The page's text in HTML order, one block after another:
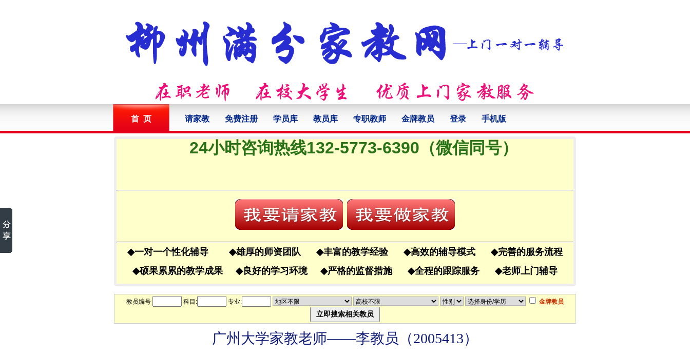
首 页 请家教 免费注册 学员库 教员库 专职教师 金牌教员 登录 手机版
24小时咨询热线132-5773-6390（微信同号）
◆一对一个性化辅导 ◆雄厚的师资团队 ◆丰富的教学经验 ◆高效的辅导模式 ◆完善的服务流程
◆硕果累累的教学成果 ◆良好的学习环境 ◆严格的监督措施 ◆全程的跟踪服务 ◆老师上门辅导
教员编号 科目: 专业: 金牌教员
广州大学家教老师——李教员（2005413）